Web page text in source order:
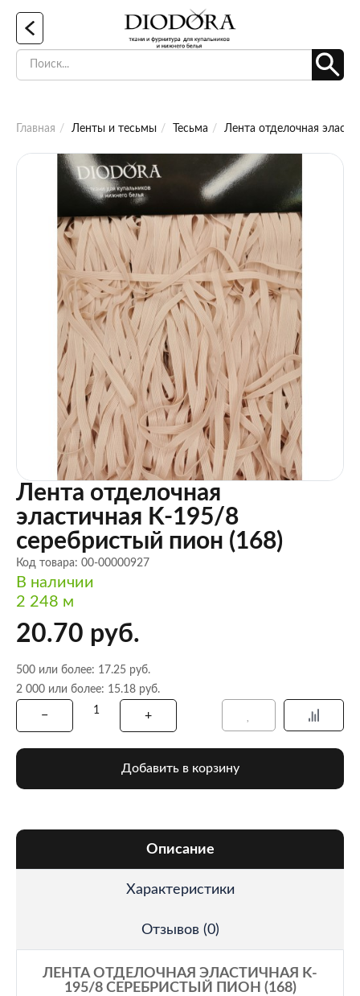
Главная Ленты и тесьмы Тесьма Лента отделочная
Лента отделочная
эластичная K-195/8
серебристый пион (168)
Код товара: 00-00000927
В наличии
2 248 м
20.70 руб.
500 или более: 17.25 руб.
2 000 или более: 15.18 руб.
Добавить в корзину
Описание
Характеристики
Отзывов (0)
ЛЕНТА ОТДЕЛОЧНАЯ ЭЛАСТИЧНАЯ K-
195/8 СЕРЕБРИСТЫЙ ПИОН (168)